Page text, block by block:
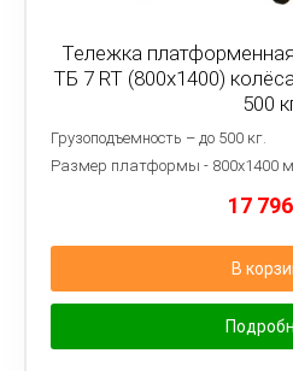
Тележка
ТБ 7 RT (800x1400)
500
Грузоподъемность – до 500 кг.
Размер платформы - 800х1400
17 796
В